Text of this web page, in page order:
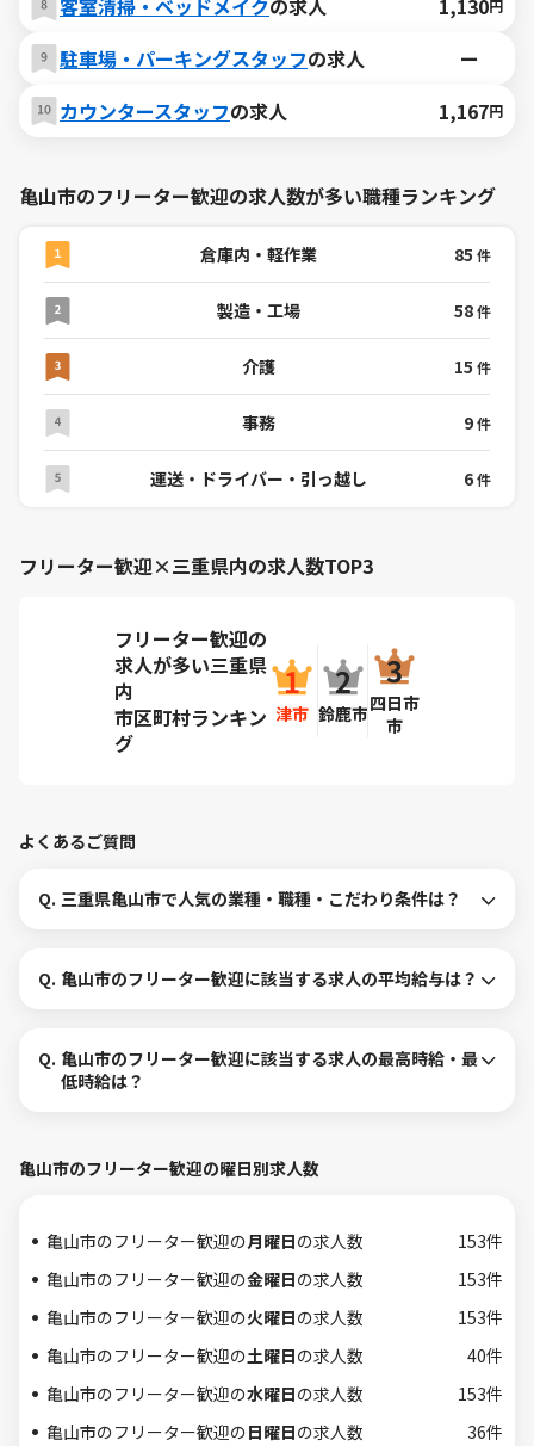
円
駐車場・パーキングスタッフの求人
ー
カウンタースタッフの求人 1,167円
亀山市のフリーター歓迎の求人数が多い職種ランキング
倉庫内・軽作業 85 件
製造・工場 58件
介護 15 件
事務 9件
運送・ドライバー・引っ越し 6件
フリーター歓迎×三重県内の求人数TOP3
フリーター歓迎の
求人が多い三重県
内
市区町村ランキン
グ
津市 鈴鹿市四日市
市
よくあるご質問
Q. 三重県亀山市で人気の業種・職種・こだわり条件は？
Q. 亀山市のフリーター歓迎に該当する求人の平均給与は？
Q. 亀山市のフリーター歓迎に該当する求人の最高時給・最
低時給は？
亀山市のフリーター歓迎の曜日別求人数
亀山市のフリーター歓迎の月曜日の求人数
153件
亀山市のフリーター歓迎の金曜日の求人数
153件
亀山市のフリーター歓迎の火曜日の求人数
153件
亀山市のフリーター歓迎の土曜日の求人数
40件
亀山市のフリーター歓迎の水曜日の求人数
153件
亀山市のフリーター歓迎の日曜日の求人数
36件